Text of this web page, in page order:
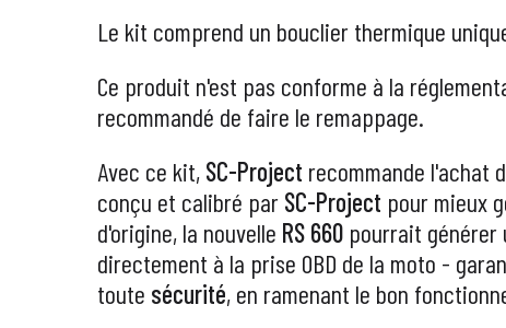
Le kit comprend un bouclier thermique
Ce produit n'est pas conforme à la
recommandé de faire le remappage.
Avec ce kit, SC-Project recommande l'achat
conçu et calibré par SC-Project pour mieux
d'origine, la nouvelle RS 660 pourrait générer
directement à la prise OBD de la moto -
toute sécurité, en ramenant le bon